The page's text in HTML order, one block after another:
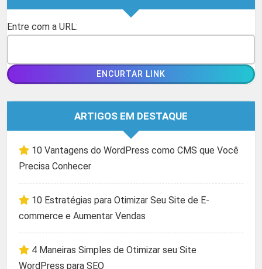
Entre com a URL:
ARTIGOS EM DESTAQUE
10 Vantagens do WordPress como CMS que Você
Precisa Conhecer
10 Estratégias para Otimizar Seu Site de E-
commerce e Aumentar Vendas
4 Maneiras Simples de Otimizar seu Site
WordPress para SEO